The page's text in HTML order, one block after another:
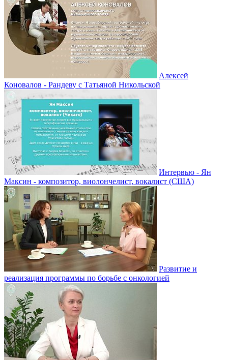
Алексей
Коновалов - Рандеву с Татьяной Никольской
Интервью - Ян
Максин - композитор, виолончелист, вокалист (США)
Развитие и
реализация программы по борьбе с онкологией